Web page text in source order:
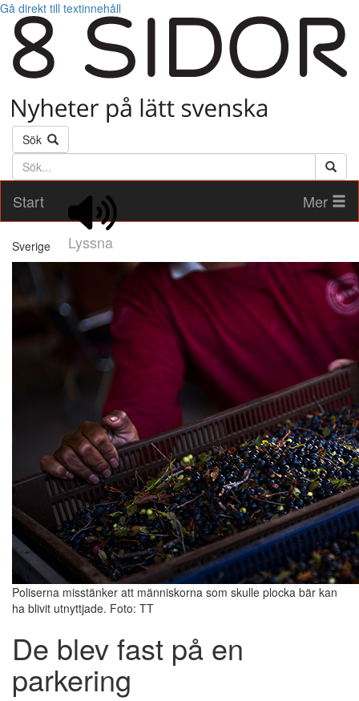
Gå direkt till textinnehåll
Sök
Söktext
Start
Lyssna
Mer
Sverige
Poliserna misstänker att människorna som skulle plocka bär kan
ha blivit utnyttjade. Foto: TT
De blev fast på en
parkering